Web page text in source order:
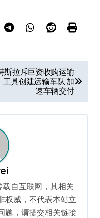
斯拉斥巨资收购运输
工具创建运输车队 加
速车辆交付
载自互联网，其相关
权威，不代表本站立
题，请提交相关链接